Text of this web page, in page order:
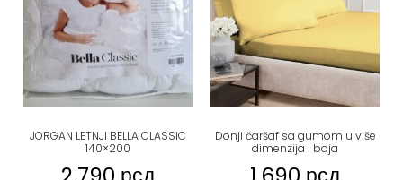
JORGAN LETNJI BELLA CLASSIC
140×200
Donji čaršaf sa gumom u više
dimenzija i boja